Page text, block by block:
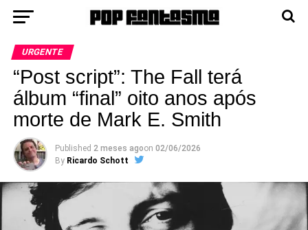
URGENTE
“Post script”: The Fall terá
álbum “final” oito anos após
morte de Mark E. Smith
Published 2 meses agoon 02/06/2026
By Ricardo Schott